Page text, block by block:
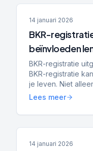
14 januari 2026
BKR-
beïnvloeden
hypotheek,
kansen
BKR-registratie
BKR-registratie
je leven. Niet
lening, maar ook
Lees meer
14 januari 2026